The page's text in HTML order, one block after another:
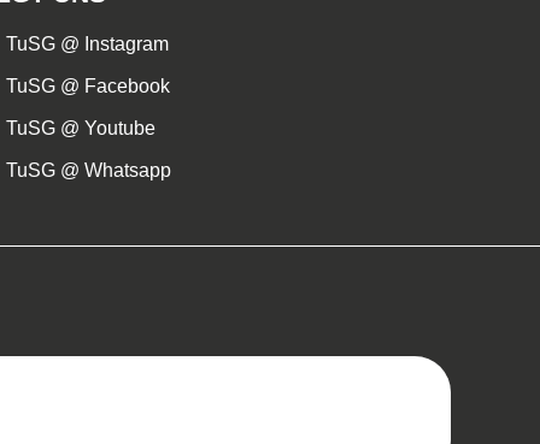
TuSG @ Instagram
TuSG @ Facebook
TuSG @ Youtube
TuSG @ Whatsapp